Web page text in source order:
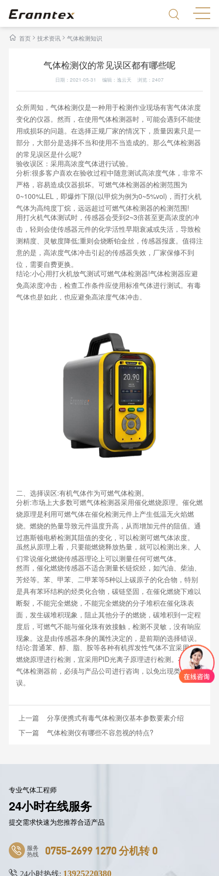
首页> 技术资讯 > 气体检测知识
气体检测仪的常见误区都有哪些呢
日期：2021-05-31 编辑：逸云天 浏览： 2407
众所周知，气体检测仪是一种用于检测作业现场有害气体浓度
变化的仪器。然而，在使用气体检测器时，可能会遇到不能使
用或损坏的问题。在选择正规厂家的情况下，质量因素只是一
部分，大部分是选择不当和使用不当造成的。那么气体检测器
的常见误区是什么呢?
验收误区：采用高浓度气体进行试验。
分析:很多客户喜欢在验收过程中随意测试高浓度气体，非常不
严格，容易造成仪器损坏。可燃气体检测器的检测范围为
0~100%LEL，即爆炸下限(以甲烷为例为0~5%vol)，而打火机
气体为高纯度丁烷，远远超过可燃气体检测器的检测范围!
用打火机气体测试时，传感器会受到2~3倍甚至更高浓度的冲
击，轻则会使传感器元件的化学活性早期衰减或失活，导致检
测精度、灵敏度降低;重则会烧断铂金丝，传感器报废。值得注
意的是，高浓度气体冲击引起的传感器失效，厂家保修不到
位，需要自费更换。
结论:小心用打火机放气测试可燃气体检测器!气体检测器应避
免高浓度冲击，检查工作条件应使用标准气体进行测试。有毒
气体也是如此，也应避免高浓度气体冲击。
二、选择误区:有机气体作为可燃气体检测。
分析:市场上大多数可燃气体检测器采用催化燃烧原理。催化燃
烧原理是利用可燃气体在催化检测元件上产生低温无火焰燃
烧。燃烧的热量导致元件温度升高，从而增加元件的阻值。通
过惠斯顿电桥检测其阻值的变化，可以检测可燃气体浓度。
虽然从原理上看，只要能燃烧释放热量，就可以检测出来。人
们常说催化燃烧传感器理论上可以测量任何可燃气体。
然而，催化燃烧传感器不适合测量长链烷烃，如汽油、柴油、
芳烃等。苯、甲苯、二甲苯等5种以上碳原子的化合物，特别
是具有苯环结构的烃类化合物，碳链坚固，在催化燃烧下难以
断裂，不能完全燃烧，不能完全燃烧的分子堆积在催化珠表
面，发生碳堆积现象，阻止其他分子的燃烧，碳堆积到一定程
度后，可燃气不能与催化珠有效接触，检测不灵敏，没有响应
现象。这是由传感器本身的属性决定的，是前期的选择错误。
结论:普通苯、醇、脂、胺等各种有机挥发性气体不宜采用催化
燃烧原理进行检测，宜采用PID光离子原理进行检测。在购买
气体检测器前，必须与产品公司进行咨询，以免出现类似错
误。
上一篇 分享便携式有毒气体检测仪基本参数要素介绍
下一篇 气体检测仪有哪些不容忽视的特点?
专业气体工程师
24小时在线服务
提交需求快速为您推荐合适产品
服务
热线 0755-2699 1270 分机转 0
24小时热线: 13925220380